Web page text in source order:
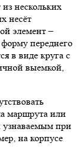
из нескольких
несёт
элемент –
переднего
в виде круга с
выемкой,
маршрута или
узнаваемым при
на корпусе